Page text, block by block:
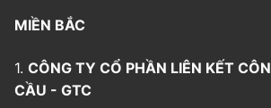
MIỀN BẮC
1. CÔNG TY CỔ PHẦN LIÊN KẾT
CẦU - GTC